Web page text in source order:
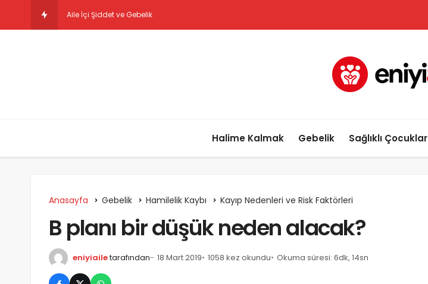
Deprem: Geçmiş Ol
Halime Kalmak Gebelik Sağlıklı Çocuklar
Anasayfa Gebelik Hamilelik Kaybı Kayıp Nedenleri ve Risk Faktörleri
B planı bir düşük neden alacak?
eniyiailetarafından 18 Mart 2019 1058 kez okundu Okuma süresi: 6dk, 14sn